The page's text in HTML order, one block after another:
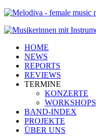
HOME
NEWS
REPORTS
REVIEWS
TERMINE
KONZERTE
WORKSHOPS
BAND-INDEX
PROJEKTE
ÜBER UNS